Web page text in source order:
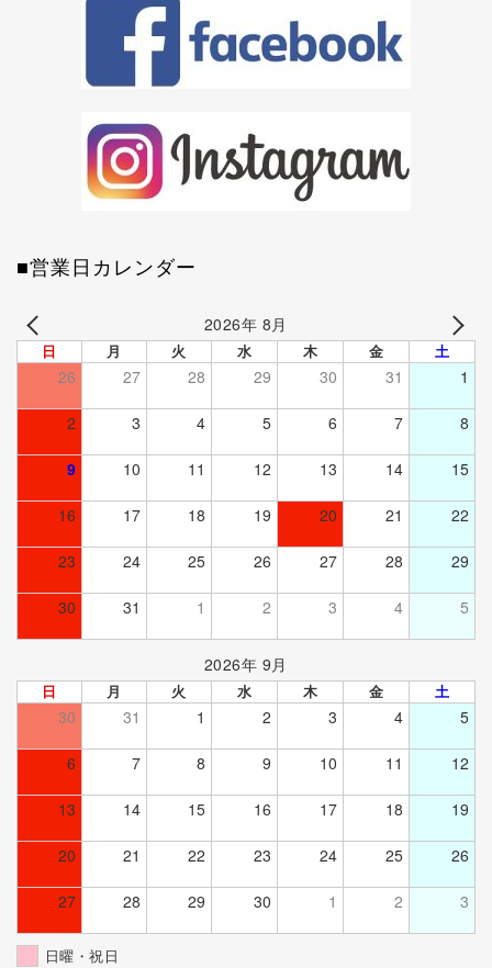
■営業日カレンダー
2026年 8月
日 月 火 水 木 金 土
26 27 28 29 30 31 1
2 3 4 5 6 7 8
9 10 11 12 13 14 15
16 17 18 19 20 21 22
23 24 25 26 27 28 29
30 31 1 2 3 4 5
2026年 9月
日 月 火 水 木 金 土
30 31 1 2 3 4 5
6 7 8 9 10 11 12
13 14 15 16 17 18 19
20 21 22 23 24 25 26
27 28 29 30 1 2 3
日曜・祝日